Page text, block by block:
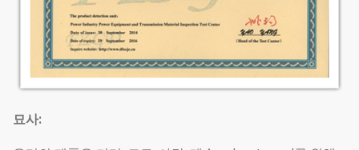
묘사: